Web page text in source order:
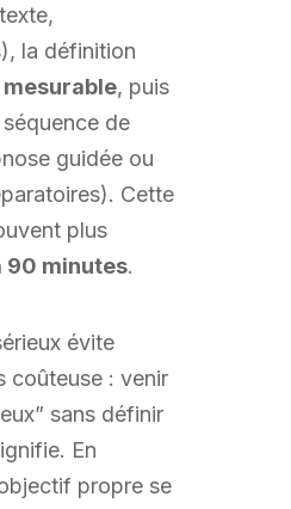
la définition
, puis
de
guidée ou
Cette
plus
90 minutes.
évite
coûteuse : venir
sans définir
En
propre se